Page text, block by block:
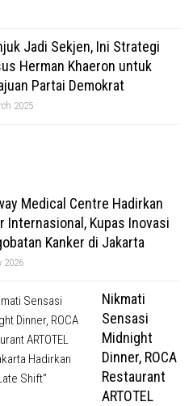
Jadi Sekjen, Ini Strategi
Herman Khaeron untuk
Partai Demokrat
2025
Medical Centre Hadirkan
Internasional, Kupas Inovasi
Kanker di Jakarta
2026
Nikmati
Sensasi
Midnight
Dinner, ROCA
Restaurant
ARTOTEL